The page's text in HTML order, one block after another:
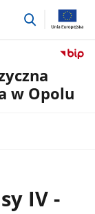
przejdź
w Opolu
IV -